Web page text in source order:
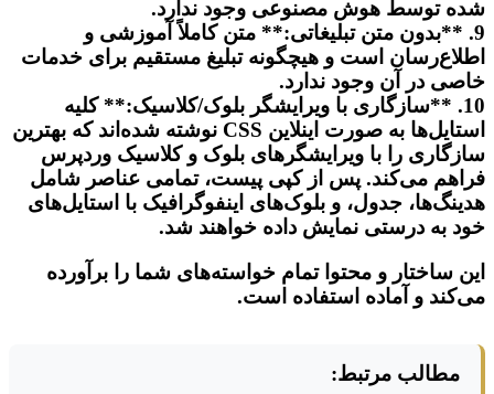
شده توسط هوش مصنوعی وجود ندارد.
9. **بدون متن تبلیغاتی:** متن کاملاً آموزشی و
اطلاع‌رسان است و هیچگونه تبلیغ مستقیم برای خدمات
خاصی در آن وجود ندارد.
10. **سازگاری با ویرایشگر بلوک/کلاسیک:** کلیه
استایل‌ها به صورت اینلاین CSS نوشته شده‌اند که بهترین
سازگاری را با ویرایشگرهای بلوک و کلاسیک وردپرس
فراهم می‌کند. پس از کپی پیست، تمامی عناصر شامل
هدینگ‌ها، جدول، و بلوک‌های اینفوگرافیک با استایل‌های
خود به درستی نمایش داده خواهند شد.
این ساختار و محتوا تمام خواسته‌های شما را برآورده
می‌کند و آماده استفاده است.
مطالب مرتبط: